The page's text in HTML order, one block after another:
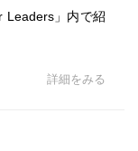
Leaders」内で紹
詳細をみる